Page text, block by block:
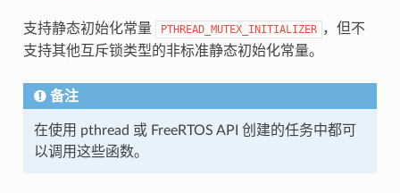
支持静态初始化常量 PTHREAD_MUTEX_INITIALIZER ，但不
支持其他互斥锁类型的非标准静态初始化常量。
备注
在使用 pthread 或 FreeRTOS API 创建的任务中都可
以调用这些函数。